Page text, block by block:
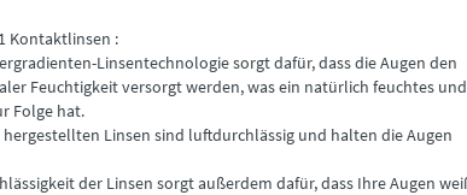
Kontaktlinsen :
Linsentechnologie sorgt dafür, dass die Augen den
Feuchtigkeit versorgt werden, was ein natürlich feuchtes und
Folge hat.
Linsen sind luftdurchlässig und halten die Augen
der Linsen sorgt außerdem dafür, dass Ihre Augen